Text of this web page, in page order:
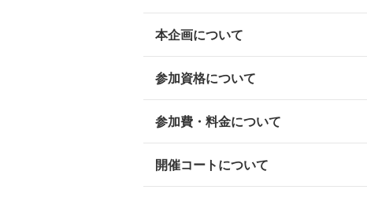
本企画について
参加資格について
参加費・料金について
開催コートについて